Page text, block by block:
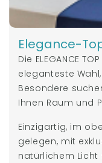
Elegance-
Die ELEGANCE
eleganteste
Besondere
Ihnen Raum und
Einzigartig, im
gelegen, mit
natürlichem Licht